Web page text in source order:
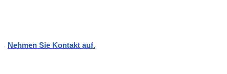
Nehmen Sie Kontakt auf.